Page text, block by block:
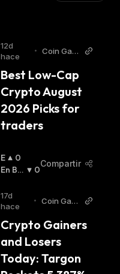
12d
hace
• Coin Gab
Best Low-Cap
Crypto August
2026 Picks for
traders
E
N
L
Z
:
0
En Baj
0
Compartir
17d
hace
•
Coin Gab
Crypto Gainers
and Losers
Today: Targon